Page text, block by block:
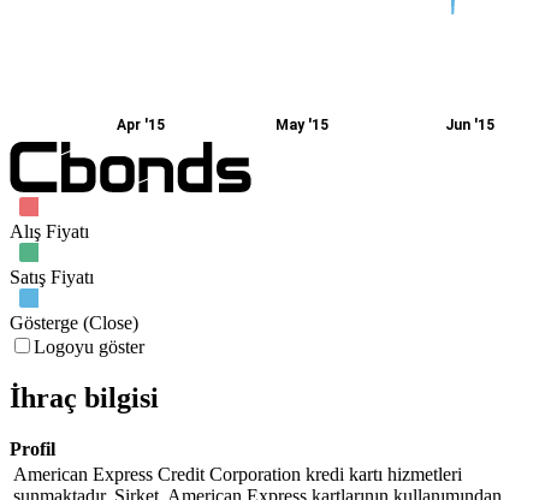
Apr '15 May '15 Jun '15
Alış Fiyatı
Satış Fiyatı
Gösterge (Close)
Logoyu göster
İhraç bilgisi
Profil
American Express Credit Corporation kredi kartı hizmetleri
sunmaktadır. Şirket, American Express kartlarının kullanımından